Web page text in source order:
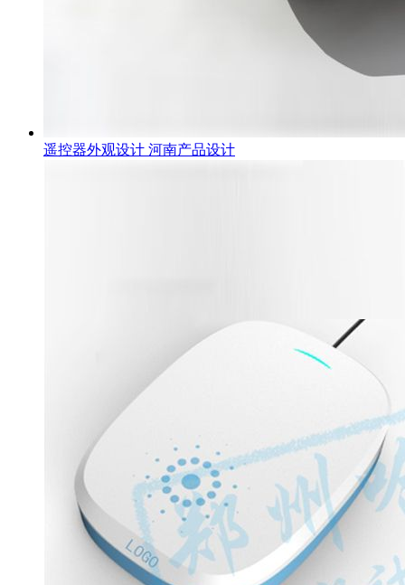
遥控器外观设计 河南产品设计